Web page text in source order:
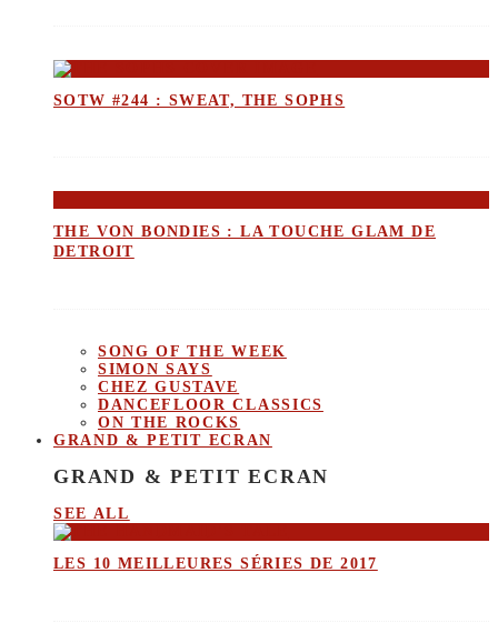
SOTW #244 : SWEAT, THE SOPHS
THE VON BONDIES : LA TOUCHE GLAM DE
DETROIT
SONG OF THE WEEK
SIMON SAYS
CHEZ GUSTAVE
DANCEFLOOR CLASSICS
ON THE ROCKS
GRAND & PETIT ECRAN
GRAND & PETIT ECRAN
SEE ALL
LES 10 MEILLEURES SÉRIES DE 2017